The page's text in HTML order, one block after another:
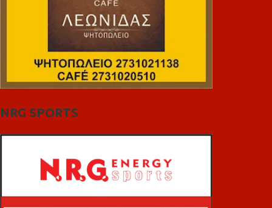
NRG SPORTS